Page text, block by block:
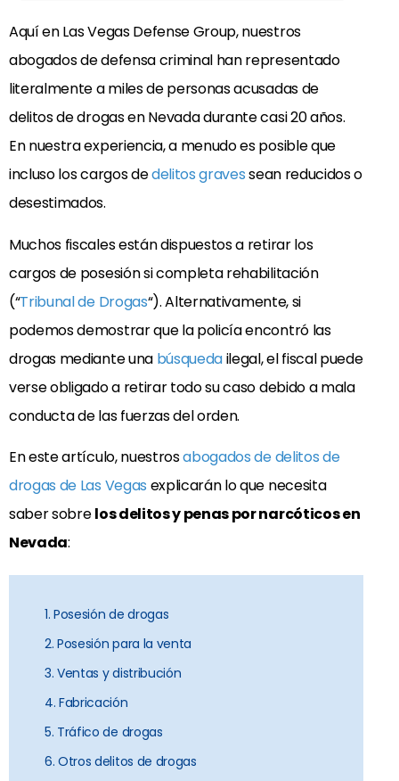
Aquí en Las Vegas Defense Group, nuestros
abogados de defensa criminal han representado
literalmente a miles de personas acusadas de
delitos de drogas en Nevada durante casi 20 años.
En nuestra experiencia, a menudo es posible que
incluso los cargos dedelitos gravessean reducidos o
desestimados.
Muchos fiscales están dispuestos a retirar los
cargos de posesión si completa rehabilitación
(“Tribunal de Drogas“). Alternativamente, si
podemos demostrar que la policía encontró las
drogas mediante una búsquedailegal, el fiscal puede
verse obligado a retirar todo su caso debido a mala
conducta de las fuerzas del orden.
En este artículo, nuestrosabogados de delitos de
drogas de Las Vegas explicarán lo que necesita
saber sobrelos delitos y penas por narcóticos en
Nevada:
1. Posesión de drogas
2. Posesión para la venta
3. Ventas y distribución
4. Fabricación
5. Tráfico de drogas
6. Otros delitos de drogas